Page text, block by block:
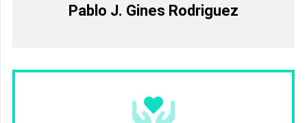
Pablo J. Gines Rodriguez